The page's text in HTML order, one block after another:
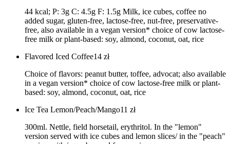
44 kcal; P: 3g C: 4.5g F: 1.5g Milk, ice cubes, coffee no
added sugar, gluten-free, lactose-free, nut-free, preservative-
free, also available in a vegan version* choice of cow lactose-
free milk or plant-based: soy, almond, coconut, oat, rice
Flavored Iced Coffee14 zł
Choice of flavors: peanut butter, toffee, advocat; also available
in a vegan version* choice of cow lactose-free milk or plant-
based: soy, almond, coconut, oat, rice
Ice Tea Lemon/Peach/Mango11 zł
300ml. Nettle, field horsetail, erythritol. In the "lemon"
version served with ice cubes and lemon slices/ in the "peach"